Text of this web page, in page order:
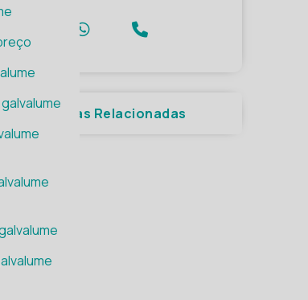
Páginas Relacionadas